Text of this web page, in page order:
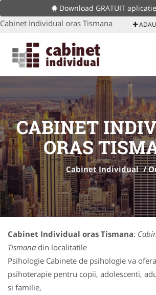
Download GRATUIT
Cabinet Individual oras Tismana
CABINET
ORAS
Cabinet Individual /
Cabinet Individual oras Tismana:
Tismana din localitatile
Psihologie Cabinete de psihologie va
psihoterapie pentru copii, adolescenti,
si familie,